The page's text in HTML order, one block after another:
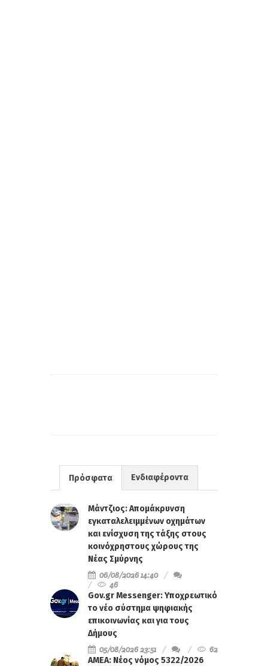
Πρόσφατα Ενδιαφέροντα
Μάντζιος: Απομάκρυνση
εγκαταλελειμμένων οχημάτων
και ενίσχυση της τάξης στους
κοινόχρηστους χώρους της
Νέας Σμύρνης
06/08/2026 14:40
46
Gov.gr Messenger: Υποχρεωτικό
το νέο σύστημα ψηφιακής
επικοινωνίας και για τους
Δήμους
05/08/2026 23:51
62
ΑΜΕΑ: Νέος νόμος 5322/2026